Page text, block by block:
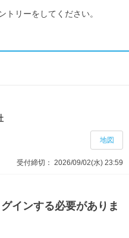
トリーをしてください。
受付締切： 2026/09/02(水) 23:59
地図
インする必要がありま